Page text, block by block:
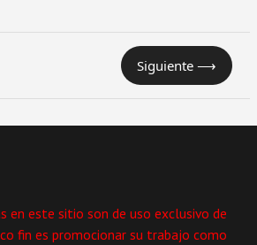
Siguiente ⟶
en este sitio son de uso exclusivo de
fin es promocionar su trabajo como